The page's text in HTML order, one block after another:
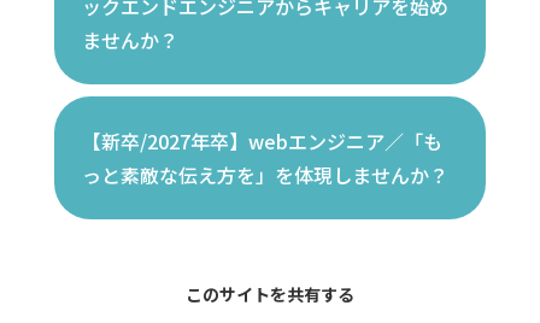
ックエンドエンジニアからキャリアを始め
ませんか？
【新卒/2027年卒】webエンジニア／「も
っと素敵な伝え方を」を体現しませんか？
このサイトを共有する